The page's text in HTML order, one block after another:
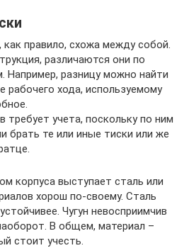
правило, схожа между собой.
различаются они по
Например, разницу можно найти
рабочего хода, используемому
учета, поскольку по ним
брать те или иные тиски или же
корпуса выступает сталь или
хорош по-своему. Сталь
Чугун невосприимчив
В общем, материал –
стоит учесть.